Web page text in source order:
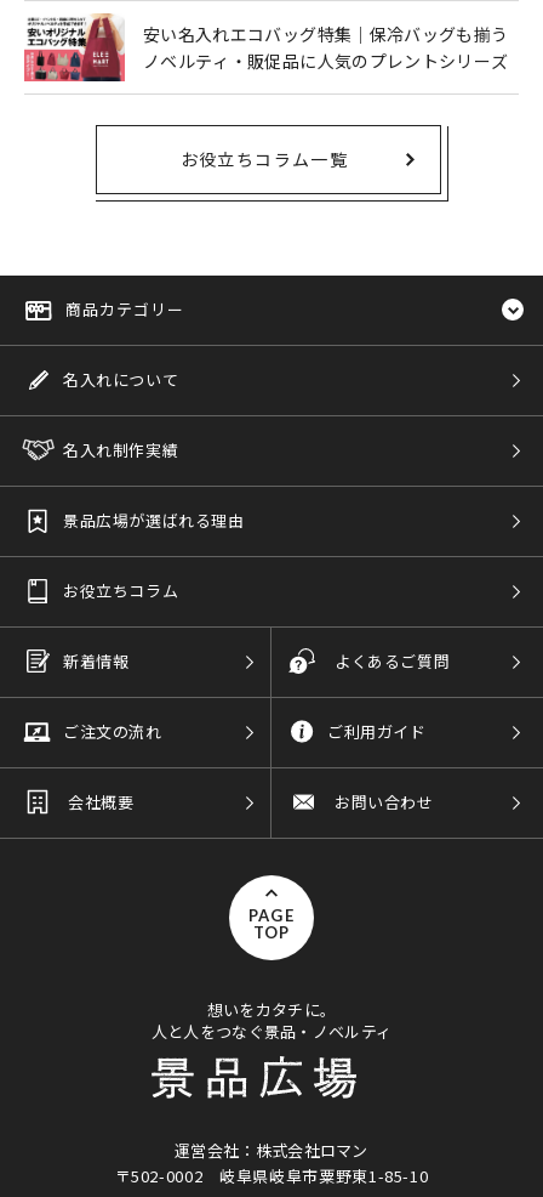
安い名入れエコバッグ特集｜保冷バッグも揃う
ノベルティ・販促品に人気のプレントシリーズ
お役立ちコラム一覧
商品カテゴリー
名入れについて
名入れ制作実績
景品広場が選ばれる理由
お役立ちコラム
新着情報 よくあるご質問
ご注文の流れ ご利用ガイド
会社概要 お問い合わせ
PAGE
TOP
想いをカタチに。
人と人をつなぐ景品・ノベルティ
運営会社：株式会社ロマン
〒502-0002岐阜県岐阜市粟野東1-85-10